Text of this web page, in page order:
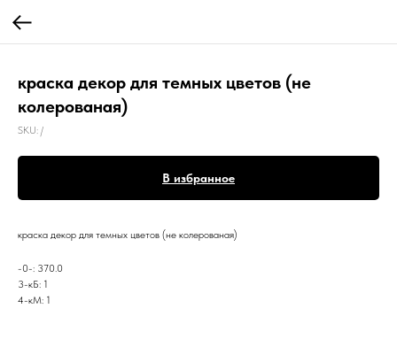
краска декор для темных цветов (не
колерованая)
SKU: /
В избранное
краска декор для темных цветов (не колерованая)
-0-: 370.0
3-кБ: 1
4-кМ: 1